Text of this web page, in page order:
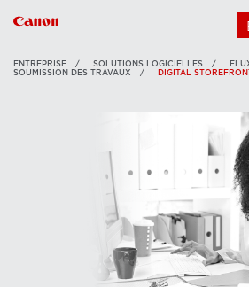
ENTREPRISE SOLUTIONS LOGICIELLES
SOUMISSION DES TRAVAUX
DIGITAL